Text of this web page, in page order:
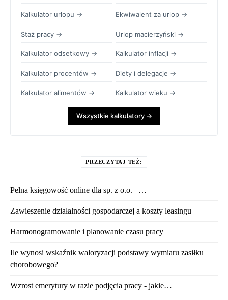
Kalkulator urlopu → Ekwiwalent za urlop →
Staż pracy → Urlop macierzyński →
Kalkulator odsetkowy → Kalkulator inflacji →
Kalkulator procentów → Diety i delegacje →
Kalkulator alimentów → Kalkulator wieku →
Wszystkie kalkulatory →
PRZECZYTAJ TEŻ:
Pełna księgowość online dla sp. z o.o. –…
Zawieszenie działalności gospodarczej a koszty leasingu
Harmonogramowanie i planowanie czasu pracy
Ile wynosi wskaźnik waloryzacji podstawy wymiaru zasiłku
chorobowego?
Wzrost emerytury w razie podjęcia pracy - jakie…